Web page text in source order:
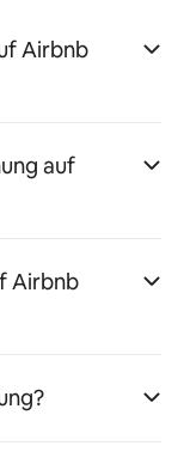
Airbnb
auf
Airbnb